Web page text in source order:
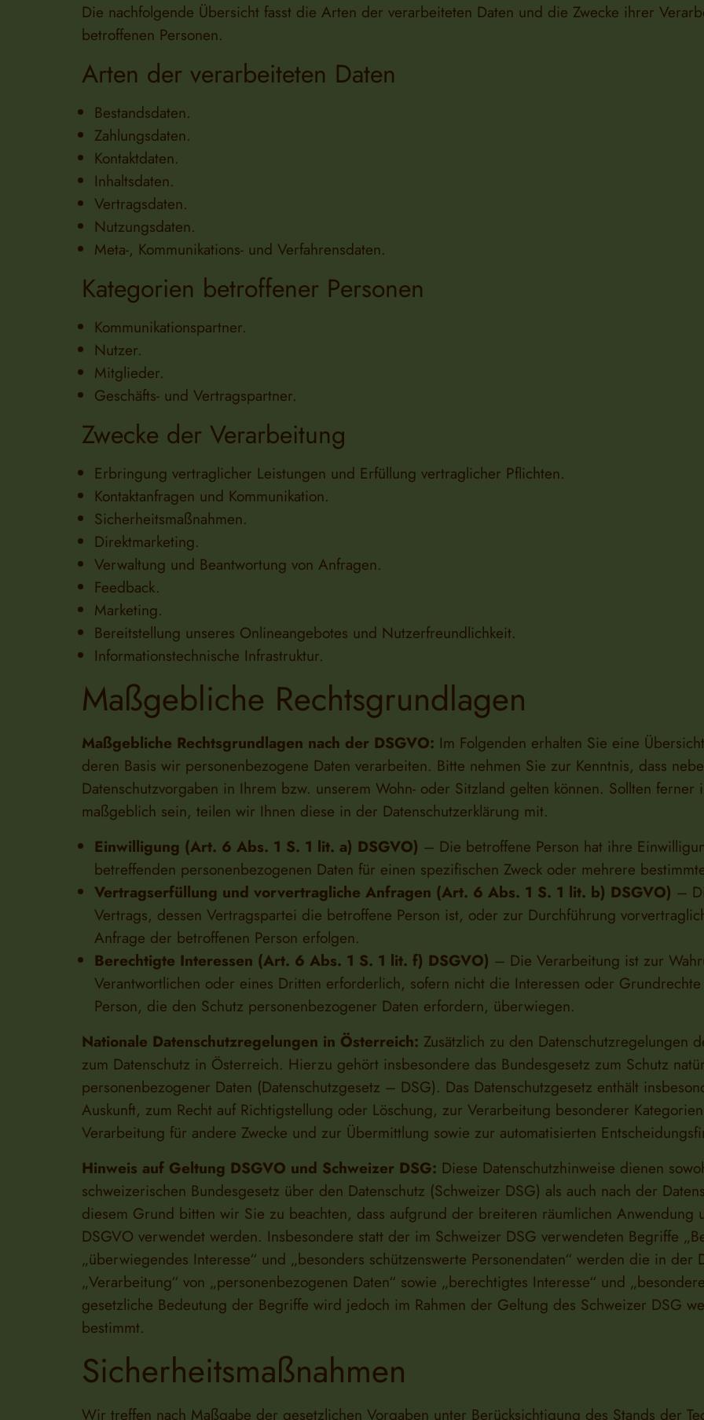
Die nachfolgende Übersicht fasst die Arten der verarbeiteten Daten und die Zwecke ihrer
betroffenen Personen.
Arten der verarbeiteten Daten
Bestandsdaten.
Zahlungsdaten.
Kontaktdaten.
Inhaltsdaten.
Vertragsdaten.
Nutzungsdaten.
Meta-, Kommunikations- und Verfahrensdaten.
Kategorien betroffener Personen
Kommunikationspartner.
Nutzer.
Mitglieder.
Geschäfts- und Vertragspartner.
Zwecke der Verarbeitung
Erbringung vertraglicher Leistungen und Erfüllung vertraglicher Pflichten.
Kontaktanfragen und Kommunikation.
Sicherheitsmaßnahmen.
Direktmarketing.
Verwaltung und Beantwortung von Anfragen.
Feedback.
Marketing.
Bereitstellung unseres Onlineangebotes und Nutzerfreundlichkeit.
Informationstechnische Infrastruktur.
Maßgebliche Rechtsgrundlagen
Maßgebliche Rechtsgrundlagen nach der DSGVO: Im Folgenden erhalten Sie eine
deren Basis wir personenbezogene Daten verarbeiten. Bitte nehmen Sie zur Kenntnis, dass
Datenschutzvorgaben in Ihrem bzw. unserem Wohn- oder Sitzland gelten können. Sollten
maßgeblich sein, teilen wir Ihnen diese in der Datenschutzerklärung mit.
Einwilligung (Art. 6 Abs. 1 S. 1 lit. a) DSGVO) – Die betroffene Person hat ihre
betreffenden personenbezogenen Daten für einen spezifischen Zweck oder mehrere
Vertragserfüllung und vorvertragliche Anfragen (Art. 6 Abs. 1 S. 1 lit. b) DSGVO) –
Vertrags, dessen Vertragspartei die betroffene Person ist, oder zur Durchführung
Anfrage der betroffenen Person erfolgen.
Berechtigte Interessen (Art. 6 Abs. 1 S. 1 lit. f) DSGVO) – Die Verarbeitung ist zur
Verantwortlichen oder eines Dritten erforderlich, sofern nicht die Interessen oder
Person, die den Schutz personenbezogener Daten erfordern, überwiegen.
Nationale Datenschutzregelungen in Österreich: Zusätzlich zu den Datenschutzregelungen
zum Datenschutz in Österreich. Hierzu gehört insbesondere das Bundesgesetz zum Schutz
personenbezogener Daten (Datenschutzgesetz – DSG). Das Datenschutzgesetz enthält
Auskunft, zum Recht auf Richtigstellung oder Löschung, zur Verarbeitung besonderer
Verarbeitung für andere Zwecke und zur Übermittlung sowie zur automatisierten
Hinweis auf Geltung DSGVO und Schweizer DSG: Diese Datenschutzhinweise dienen
schweizerischen Bundesgesetz über den Datenschutz (Schweizer DSG) als auch nach der
diesem Grund bitten wir Sie zu beachten, dass aufgrund der breiteren räumlichen Anwendung
DSGVO verwendet werden. Insbesondere statt der im Schweizer DSG verwendeten Begriffe
„überwiegendes Interesse“ und „besonders schützenswerte Personendaten“ werden die in der
„Verarbeitung“ von „personenbezogenen Daten“ sowie „berechtigtes Interesse“ und
gesetzliche Bedeutung der Begriffe wird jedoch im Rahmen der Geltung des Schweizer DSG
bestimmt.
Sicherheitsmaßnahmen
Wir treffen nach Maßgabe der gesetzlichen Vorgaben unter Berücksichtigung des Stands der